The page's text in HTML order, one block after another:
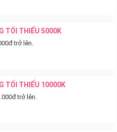
TỐI THIỂU 5000K
trở lên.
TỐI THIỂU 10000K
trở lên.